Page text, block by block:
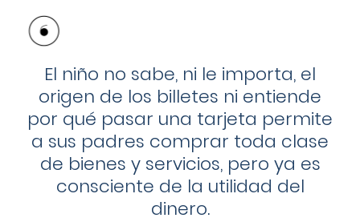
El niño no sabe, ni le importa, el
origen de los billetes ni entiende
por qué pasar una tarjeta permite
a sus padres comprar toda clase
de bienes y servicios, pero ya es
consciente de la utilidad del
dinero.